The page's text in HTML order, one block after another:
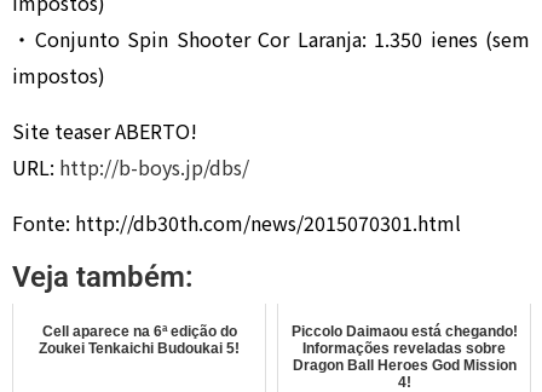
・Conjunto Spin Shooter Cor Laranja: 1.350 ienes (sem
impostos)
Site teaser ABERTO!
URL: http://b-boys.jp/dbs/
Fonte: http://db30th.com/news/2015070301.html
Veja também:
Cell aparece na 6ª edição do
Zoukei Tenkaichi Budoukai 5!
Piccolo Daimaou está chegando!
Informações reveladas sobre
Dragon Ball Heroes God Mission
4!